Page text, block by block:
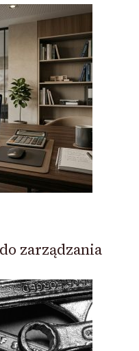
zarządzania